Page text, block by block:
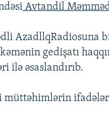
KITABXANASI
STANDARTLARIMIZ
TELEFONUNUZDA
saytları
Avtandil
AzadllqRadiosuna
gedişatı
ilə əsaslandırıb.
müttəhimlərin